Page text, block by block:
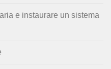
e instaurare un sistema